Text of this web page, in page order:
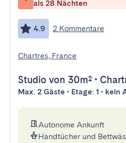
als 28 Nächten
4.9 2 Kommentare
Chartres, France
Studio von 30m² •
Max. 2 Gäste • Etage: 1 • kein
Autonome Ankunft
Handtücher und